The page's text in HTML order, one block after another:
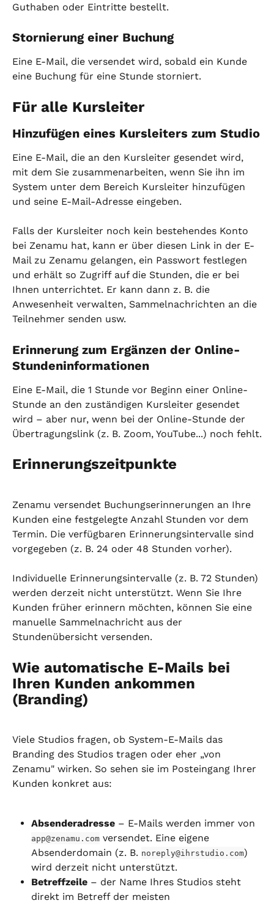
Guthaben oder Eintritte bestellt.
Stornierung einer Buchung
Eine E-Mail, die versendet wird, sobald ein Kunde
eine Buchung für eine Stunde storniert.
Für alle Kursleiter
Hinzufügen eines Kursleiters zum Studio
Eine E-Mail, die an den Kursleiter gesendet wird,
mit dem Sie zusammenarbeiten, wenn Sie ihn im
System unter dem Bereich Kursleiter hinzufügen
und seine E-Mail-Adresse eingeben.
Falls der Kursleiter noch kein bestehendes Konto
bei Zenamu hat, kann er über diesen Link in der E-
Mail zu Zenamu gelangen, ein Passwort festlegen
und erhält so Zugriff auf die Stunden, die er bei
Ihnen unterrichtet. Er kann dann z. B. die
Anwesenheit verwalten, Sammelnachrichten an die
Teilnehmer senden usw.
Erinnerung zum Ergänzen der Online-
Stundeninformationen
Eine E-Mail, die 1 Stunde vor Beginn einer Online-
Stunde an den zuständigen Kursleiter gesendet
wird – aber nur, wenn bei der Online-Stunde der
Übertragungslink (z. B. Zoom, YouTube...) noch fehlt.
Erinnerungszeitpunkte
Zenamu versendet Buchungserinnerungen an Ihre
Kunden eine festgelegte Anzahl Stunden vor dem
Termin. Die verfügbaren Erinnerungsintervalle sind
vorgegeben (z. B. 24 oder 48 Stunden vorher).
Individuelle Erinnerungsintervalle (z. B. 72 Stunden)
werden derzeit nicht unterstützt. Wenn Sie Ihre
Kunden früher erinnern möchten, können Sie eine
manuelle Sammelnachricht aus der
Stundenübersicht versenden.
Wie automatische E-Mails bei
Ihren Kunden ankommen
(Branding)
Viele Studios fragen, ob System-E-Mails das
Branding des Studios tragen oder eher „von
Zenamu" wirken. So sehen sie im Posteingang Ihrer
Kunden konkret aus:
Absenderadresse – E-Mails werden immer von
app@zenamu.com versendet. Eine eigene
Absenderdomain (z. B. noreply@ihrstudio.com)
wird derzeit nicht unterstützt.
Betreffzeile – der Name Ihres Studios steht
direkt im Betreff der meisten